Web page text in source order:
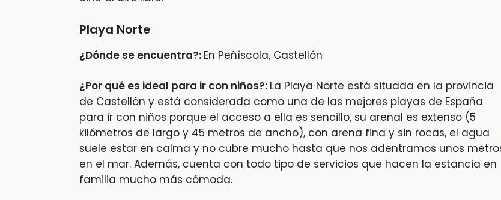
Playa Norte
¿Dónde se encuentra?: En Peñíscola, Castellón
¿Por qué es ideal para ir con niños?: La Playa Norte está situada en la provincia
de Castellón y está considerada como una de las mejores playas de España
para ir con niños porque el acceso a ella es sencillo, su arenal es extenso (5
kilómetros de largo y 45 metros de ancho), con arena fina y sin rocas, el agua
suele estar en calma y no cubre mucho hasta que nos adentramos unos
en el mar. Además, cuenta con todo tipo de servicios que hacen la estancia en
familia mucho más cómoda.